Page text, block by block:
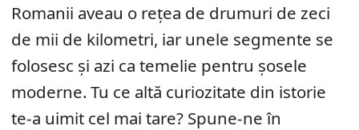
Romanii aveau o rețea de drumuri de zeci
de mii de kilometri, iar unele segmente se
folosesc și azi ca temelie pentru șosele
moderne. Tu ce altă curiozitate din istorie
te-a uimit cel mai tare? Spune-ne în